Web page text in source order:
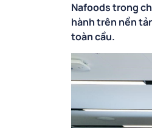
Nafoods trong
hành trên nền
toàn cầu.